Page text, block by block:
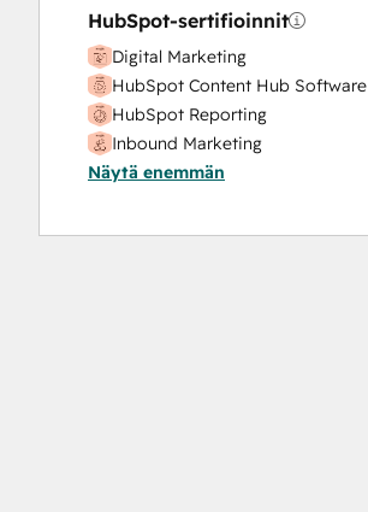
HubSpot-sertifioinnit
Digital Marketing
HubSpot Content Hub Software
HubSpot Reporting
Inbound Marketing
Inbound Sales
Näytä enemmän